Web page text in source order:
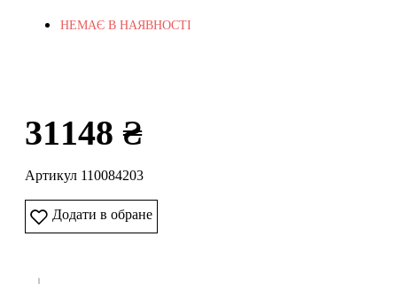
НЕМАЄ В НАЯВНОСТІ
31148 ₴
Артикул 110084203
Додати в обране